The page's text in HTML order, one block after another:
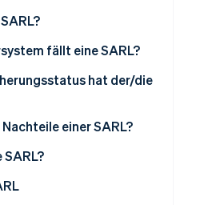
2026
wie Stripe Lösungen für die
in
fällt eine SARL?
innen
hat der/die
einer SARL?